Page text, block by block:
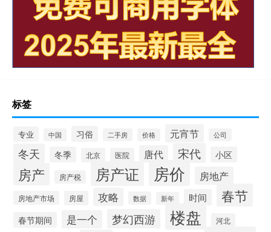
标签
专业 中国 习俗 二手房 价格 元宵节 公司
冬天 冬季 北京 医院 唐代 宋代 小区
房产 房产税 房产证 房价 房地产
房地产市场 房屋 攻略 数据 新年 时间 春节
春节期间 是一个 梦幻西游 楼盘 河北